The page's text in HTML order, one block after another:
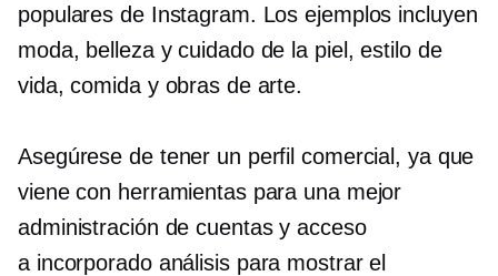
populares de Instagram. Los ejemplos incluyen
moda, belleza y cuidado de la piel, estilo de
vida, comida y obras de arte.
Asegúrese de tener un perfil comercial, ya que
viene con herramientas para una mejor
administración de cuentas y acceso
a incorporadoanálisis para mostrar el